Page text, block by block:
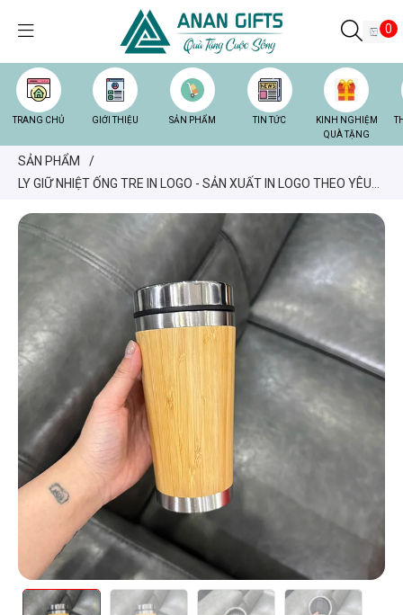
0
TRANG CHỦ GIỚI THIỆU SẢN PHẨM TIN TỨC
KINH NGHIỆM
QUÀ TẶNG
SẢN PHẨM
/
LY GIỮ NHIỆT ỐNG TRE IN LOGO - SẢN XUẤT IN LOGO THEO YÊU